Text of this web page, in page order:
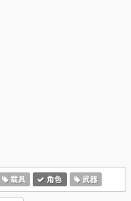
载具 角色 武器